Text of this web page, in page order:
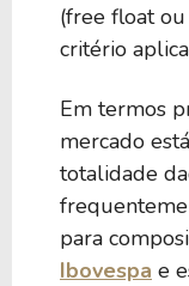
(free float
critério
Em termos
mercado
totalidade
para
Ibovespa e